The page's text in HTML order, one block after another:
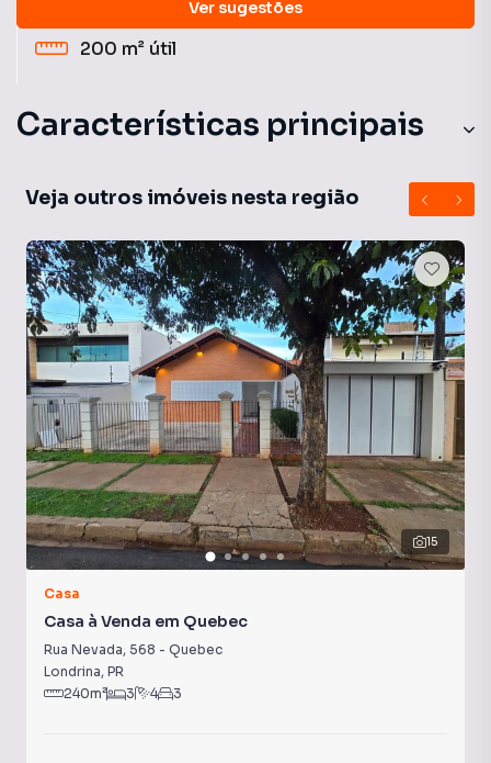
Ver sugestões
200 m² útil
Características principais
Quintal
Portão Eletrônico
Aceita Pet
Veja outros imóveis nesta região
15
Casa
Casa à Venda em Quebec
Rua Nevada, 568 - Quebec
Londrina, PR
240m² 3 4 3